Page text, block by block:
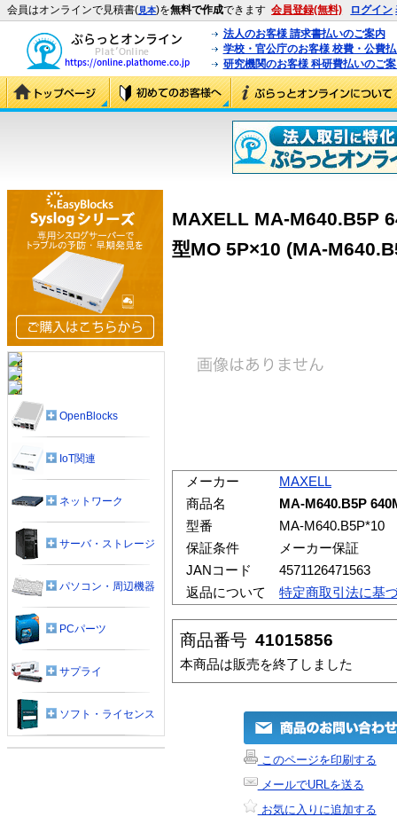
会員はオンラインで見積書(見本)を無料で作成できます 会員登録(無料) ログイン
法人のお客様 請求書払いのご案内
学校・官公庁のお客様 校費・公費
研究機関のお客様 科研費払いのご
MAXELL MA-M640.B5P
型MO 5P×10 (MA-
メーカー
MAXELL
商品名
MA-M640.B5P
型番
MA-M640.B5P*10
保証条件
メーカー保証
JANコード
4571126471563
返品について
特定商取引法に基
商品番号 41015856
本商品は販売を終了しました
このページを印刷する
メールでURLを送る
お気に入りに追加する
OpenBlocks
IoT関連
ネットワーク
サーバ・ストレージ
パソコン・周辺機器
PCパーツ
サプライ
ソフト・ライセンス